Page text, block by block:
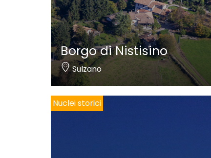
Borgo di Nistisino
Sulzano
Nuclei storici